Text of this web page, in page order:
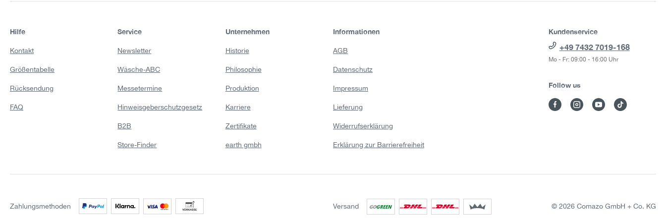
Hilfe
Kontakt
Größentabelle
Rücksendung
FAQ
Service
Newsletter
Wäsche-ABC
Messetermine
Hinweisgeberschutzgesetz
B2B
Store-Finder
Unternehmen
Historie
Philosophie
Produktion
Karriere
Zertifikate
earth gmbh
Informationen
AGB
Datenschutz
Impressum
Lieferung
Widerrufserklärung
Erklärung zur Barrierefreiheit
Kundenservice
+49 7432 7019-168
Mo - Fr: 09:00 - 16:00 Uhr
Follow us
Zahlungsmethoden Versand © 2026 Comazo GmbH + Co. KG